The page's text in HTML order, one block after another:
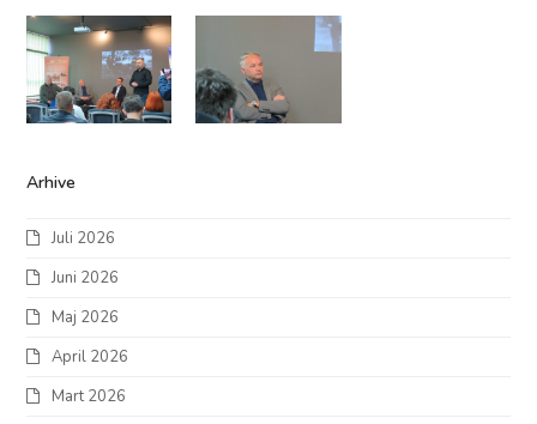
Arhive
Juli 2026
Juni 2026
Maj 2026
April 2026
Mart 2026